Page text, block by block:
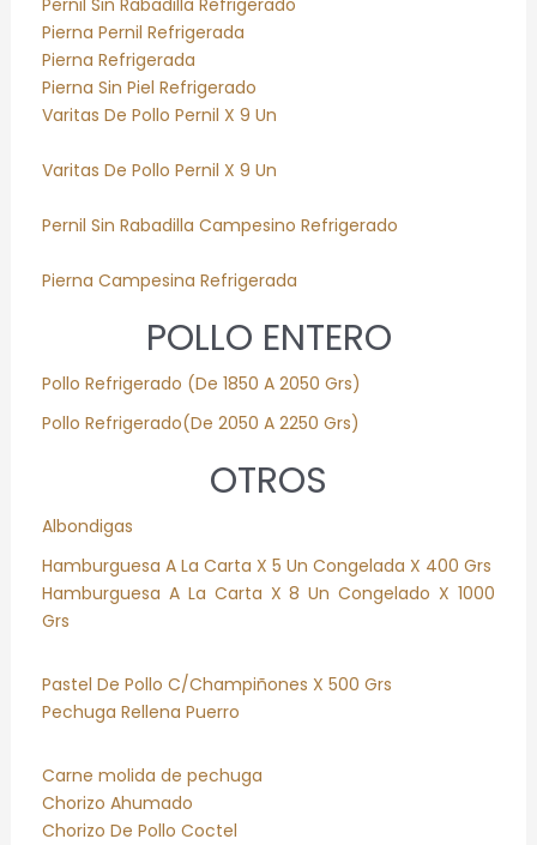
Pernil Sin Rabadilla Refrigerado
Pierna Pernil Refrigerada
Pierna Refrigerada
Pierna Sin Piel Refrigerado
Varitas De Pollo Pernil X 9 Un
Varitas De Pollo Pernil X 9 Un
Pernil Sin Rabadilla Campesino Refrigerado
Pierna Campesina Refrigerada
POLLO ENTERO
Pollo Refrigerado (De 1850 A 2050 Grs)
Pollo Refrigerado(De 2050 A 2250 Grs)
OTROS
Albondigas
Hamburguesa A La Carta X 5 Un Congelada X 400 Grs
Hamburguesa A La Carta X 8 Un Congelado X 1000
Grs
Pastel De Pollo C/Champiñones X 500 Grs
Pechuga Rellena Puerro
Carne molida de pechuga
Chorizo Ahumado
Chorizo De Pollo Coctel